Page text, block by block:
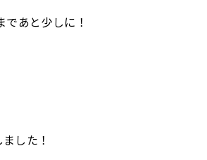
あと少しに！
した！